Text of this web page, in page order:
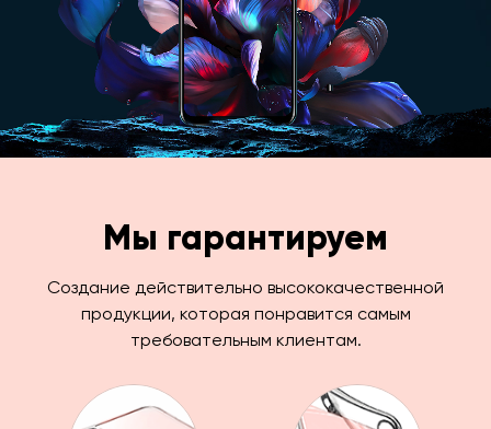
Мы гарантируем
Создание действительно высококачественной
продукции, которая понравится самым
требовательным клиентам.